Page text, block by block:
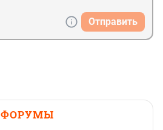
Отправить
ФОРУМЫ